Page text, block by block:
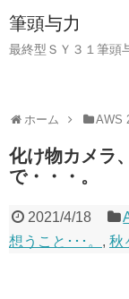
筆頭与力
最終型ＳＹ３１筆頭
ホーム AWS
化け物カメラ
で・・・。
2021/4/18
想うこと･･･。 , 秋